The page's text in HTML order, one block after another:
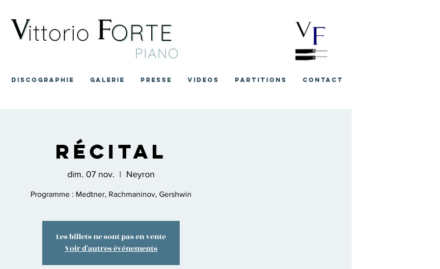
DISCOGRAPHIE GALERIE PRESSE VIDEOS PARTITIONS CONTACT
Récital
dim. 07 nov.
  |
Neyron
Programme : Medtner, Rachmaninov, Gershwin
Les billets ne sont pas en vente
Voir d'autres événements